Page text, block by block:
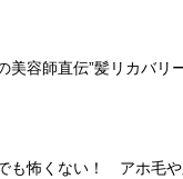
美容師直伝”髪リカバリ
も怖くない！ アホ毛や